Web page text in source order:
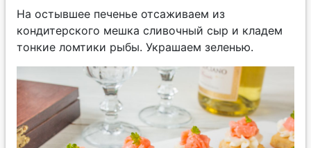
На остывшее печенье отсаживаем из
кондитерского мешка сливочный сыр и кладем
тонкие ломтики рыбы. Украшаем зеленью.